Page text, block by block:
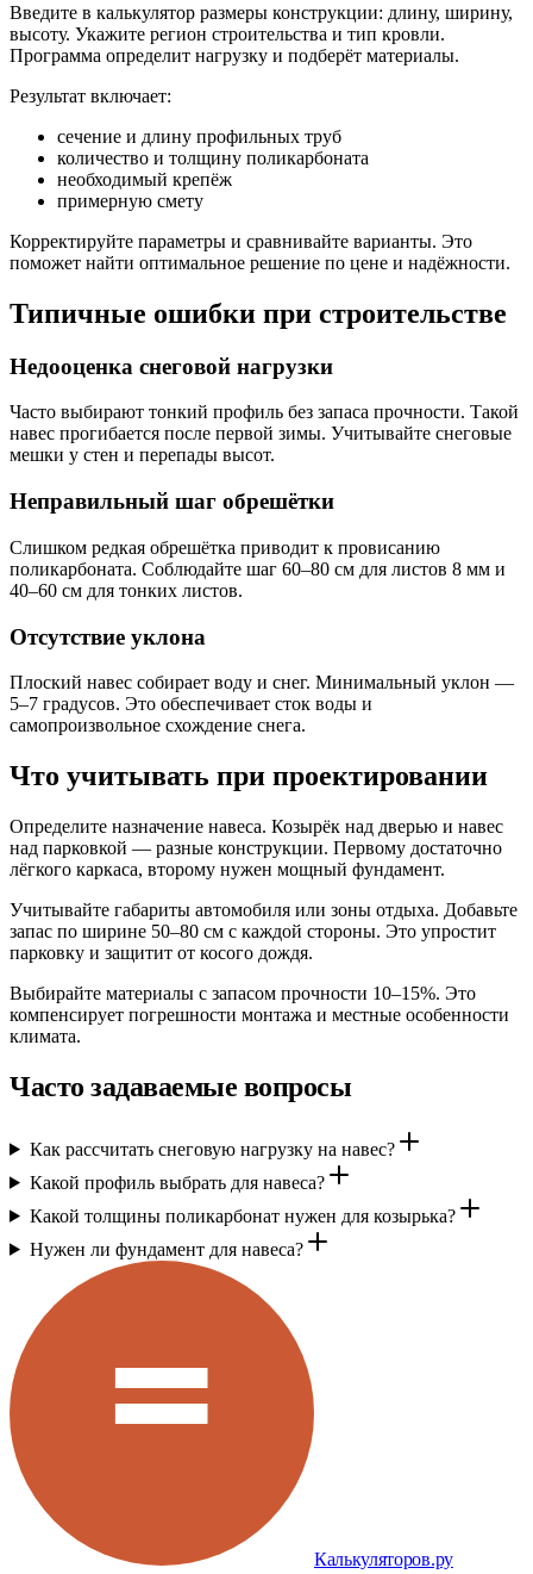
Введите в калькулятор размеры конструкции: длину, ширину,
высоту. Укажите регион строительства и тип кровли.
Программа определит нагрузку и подберёт материалы.
Результат включает:
сечение и длину профильных труб
количество и толщину поликарбоната
необходимый крепёж
примерную смету
Корректируйте параметры и сравнивайте варианты. Это
поможет найти оптимальное решение по цене и надёжности.
Типичные ошибки при строительстве
Недооценка снеговой нагрузки
Часто выбирают тонкий профиль без запаса прочности. Такой
навес прогибается после первой зимы. Учитывайте снеговые
мешки у стен и перепады высот.
Неправильный шаг обрешётки
Слишком редкая обрешётка приводит к провисанию
поликарбоната. Соблюдайте шаг 60–80 см для листов 8 мм и
40–60 см для тонких листов.
Отсутствие уклона
Плоский навес собирает воду и снег. Минимальный уклон —
5–7 градусов. Это обеспечивает сток воды и
самопроизвольное схождение снега.
Что учитывать при проектировании
Определите назначение навеса. Козырёк над дверью и навес
над парковкой — разные конструкции. Первому достаточно
лёгкого каркаса, второму нужен мощный фундамент.
Учитывайте габариты автомобиля или зоны отдыха. Добавьте
запас по ширине 50–80 см с каждой стороны. Это упростит
парковку и защитит от косого дождя.
Выбирайте материалы с запасом прочности 10–15%. Это
компенсирует погрешности монтажа и местные особенности
климата.
Часто задаваемые вопросы
Как рассчитать снеговую нагрузку на навес?
Какой профиль выбрать для навеса?
Какой толщины поликарбонат нужен для козырька?
Нужен ли фундамент для навеса?
Калькуляторов.ру